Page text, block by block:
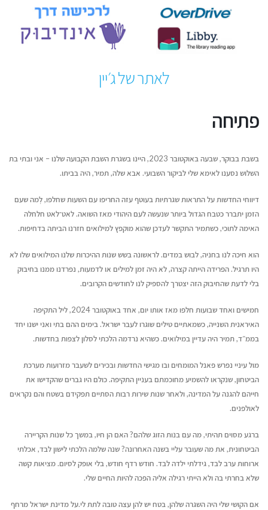
לאתר של ג׳יין
פתיחה
בשבת בבוקר, שבעה באוקטובר 2023, היינו בשגרת השבת הקבועה שלנו – אני ובתי בת
השלוש נסענו לאימא שלי לביקור השבועי. אבא שלה, תמיר, היה בביתו.
דיווחי החדשות על התראות שגרתיות בעוטף עזה החריפו עם השעות שחלפו, לְמה שעם
הזמן יתברר כטבח הגדול ביותר שנעשה לעם היהודי מאז השואה. לאט־לאט חלחלה
האימה לתוכי, כשתמיר התקשר לעדכן שהוא מוקפץ למילואים חזרנו הביתה בדחיפות.
הוא חיכה לנו בחניה, לבוש במדים. לראשונה בשש שנות ההיכרות שלנו המילואים שלו לא
היו תרגיל. הפרידה הייתה קצרה, לא היה זמן למילים או לדמעות, נפרדנו ממנו בחיבוק
בלי לדעת שהחיבוק הזה יצטרך להספיק לנו לחודשים הקרובים.
חמישים ואחד שבועות חלפו מאז אותו יום, אחד באוקטובר 2024, ליל התקיפה
האיראנית השנייה, כשמאתיים טילים שוגרו לעבר ישראל. בימים ההם בתי ואני ישנו יחד
בממ״ד, תמיר היה עדיין במילואים. כשהיא נרדמה הלכתי לסלון לצפות בחדשות.
מול עיניי נפרש פאנל המומחים ובו מגישי החדשות ובכירים לשעבר מזרועות מערכת
הביטחון, שנקראו להשמיע מחוכמתם בעניין התקיפה. כולם היו גברים שהקדישו את
חייהם להגנה על המדינה, ולאחר שנות שירות רבות הסתיים תפקידם בשטח והם נקראים
לאולפנים.
ברגע מסוים תהיתי, מה עם בנות הזוג שלהם? האם הן חיו, במשך כל שנות הקריירה
הביטחונית, את מה שעובר עליי בשנה האחרונה? שנה שלמה הלכתי לישון לבד, אכלתי
ארוחות ערב לבד, גידלתי ילדה לבד. חודש רדף חודש, בלי אופק לסיום. מציאות קשה
שלא בחרתי בה ולא הייתי רגילה אליה הפכה להיות החיים שלי.
אם הקושי שלי היה השגרה שלהן, בטח יש להן עצה טובה לתת לי.על מדינת ישראל מרחף